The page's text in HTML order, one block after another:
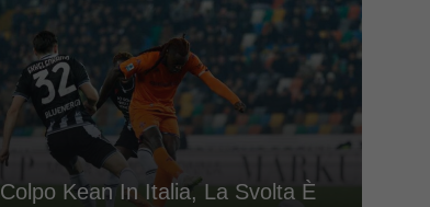
Colpo Kean In Italia, La Svolta È